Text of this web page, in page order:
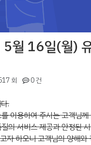
월 16일(월)
회 0 건
.
이용하여 주시는 고객님
의 서비스 제공과 안정된
자 하오니 고객님의 양해와